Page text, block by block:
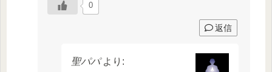
0
返信
聖パパ より: